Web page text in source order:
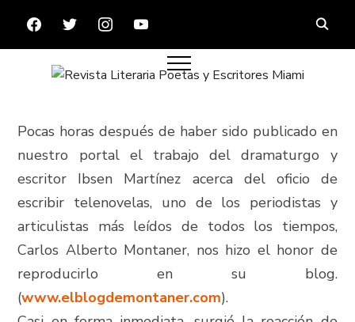
FACEBOOKTWITTERINSTAGRAMYOUTUBE
Pocas horas después de haber sido publicado en
nuestro portal el trabajo del dramaturgo y
escritor Ibsen Martínez acerca del oficio de
escribir telenovelas, uno de los periodistas y
articulistas más leídos de todos los tiempos,
Carlos Alberto Montaner, nos hizo el honor de
reproducirlo en su blog.
(www.elblogdemontaner.com).